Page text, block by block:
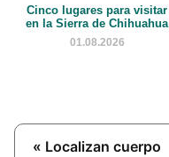
Cinco lugares para visitar
en la Sierra de Chihuahua
01.08.2026
Previous
« Localizan cuerpo